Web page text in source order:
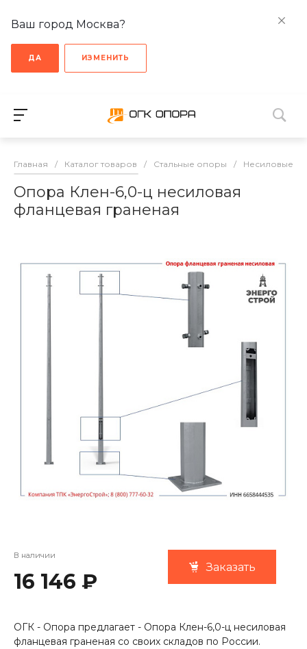
Ваш город Москва?
ДА ИЗМЕНИТЬ
Главная / Каталог товаров / Стальные опоры / Несиловые
Опора Клен-6,0-ц несиловая
фланцевая граненая
В наличии
16 146 ₽
Заказать
ОГК - Опора предлагает - Опора Клен-6,0-ц несиловая
фланцевая граненая со своих складов по России.